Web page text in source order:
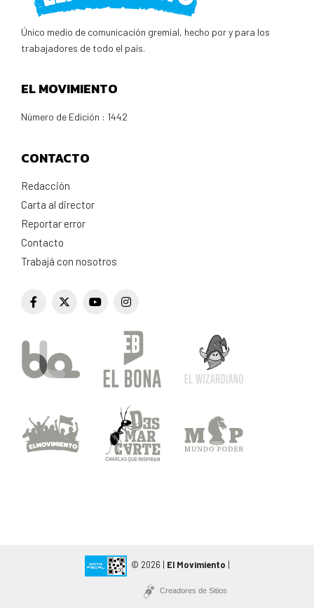
Único medio de comunicación gremial, hecho por y para los
trabajadores de todo el país.
EL MOVIMIENTO
Número de Edición : 1442
CONTACTO
Redacción
Carta al director
Reportar error
Contacto
Trabajá con nosotros
© 2026 | El Movimiento |
Creadores de Sitios